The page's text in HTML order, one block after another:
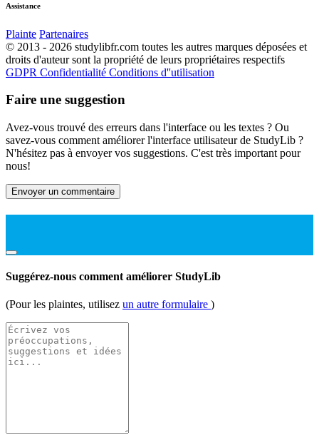
Assistance
Plainte Partenaires
© 2013 - 2026 studylibfr.com toutes les autres marques déposées et
droits d'auteur sont la propriété de leurs propriétaires respectifs
GDPR Confidentialité Conditions d''utilisation
Faire une suggestion
Avez-vous trouvé des erreurs dans l'interface ou les textes ? Ou
savez-vous comment améliorer l'interface utilisateur de StudyLib ?
N'hésitez pas à envoyer vos suggestions. C'est très important pour
nous!
Envoyer un commentaire
Suggérez-nous comment améliorer StudyLib
(Pour les plaintes, utilisez un autre formulaire )